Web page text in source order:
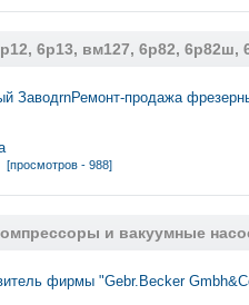
6р13, вм127, 6р82, 6р82ш,
ЗаводrnРемонт-продажа
[просмотров - 988]
и вакуумные
фирмы "Gebr.Becker